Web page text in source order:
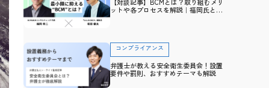
ットや各プロセスを解説｜福岡氏と防
コンプライアンス
弁護士が教える安全衛生委員会！設置
要件や罰則、おすすめテーマも解説